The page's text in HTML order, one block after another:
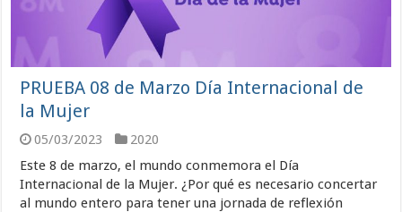
PRUEBA 08 de Marzo Día Internacional de
la Mujer
05/03/2023
2020
Este 8 de marzo, el mundo conmemora el Día
Internacional de la Mujer. ¿Por qué es necesario concertar
al mundo entero para tener una jornada de reflexión